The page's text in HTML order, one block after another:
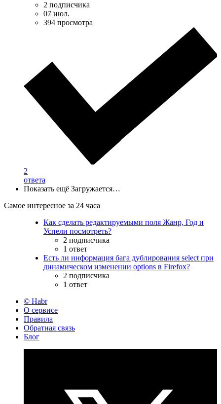
2 подписчика
07 июл.
394 просмотра
2
ответа
Показать ещё Загружается…
Самое интересное за 24 часа
Как сделать редактируемыми поля Жанр, Год и
Успели посмотреть?
2 подписчика
1 ответ
Есть ли информация бага дублирования select при
динамическом изменении options в Firefox?
2 подписчика
1 ответ
© Habr
О сервисе
Правила
Обратная связь
Блог